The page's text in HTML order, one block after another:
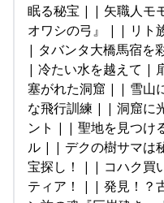
眠る秘宝 | | 矢職人モ
オワシの弓』 | | リト
| タバンタ大橋馬宿を
| 冷たい水を越えて |
塞がれた洞窟 | | 雪山
な飛行訓練 | | 洞窟に
ント | | 聖地を見つけ
ル | | デクの樹サマは
宝探し！ | | コハク買
ティア！ | | 発見！？